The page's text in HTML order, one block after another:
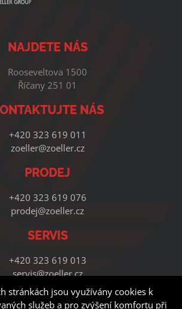
NAJDETE NÁS
Rooseveltova 1500
Říčany 251 01
NÁS
+420 323 619 011
zoeller@zoeller.cz
PRODEJ
+420 323 619 076
prodej@zoeller.cz
SERVIS
+420 323 619 013
servis@zoeller.cz
stránkách jsou využívány cookies k
služeb a pro zvýšení komfortu při